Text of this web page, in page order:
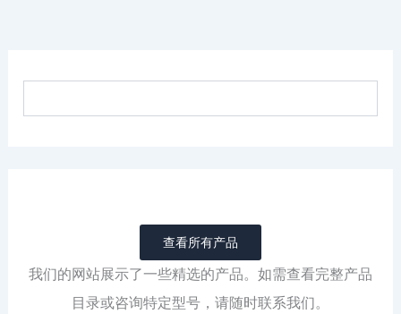
查看所有产品
我们的网站展示了一些精选的产品。如需查看完整产品
目录或咨询特定型号，请随时联系我们。